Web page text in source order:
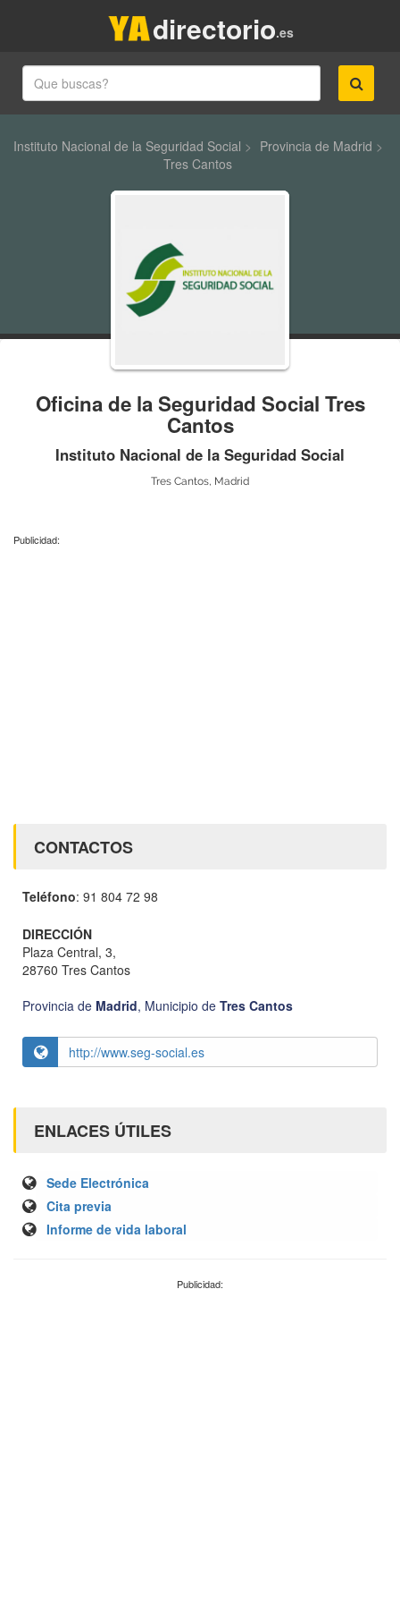
.es
directorio
Instituto Nacional de la Seguridad Social > Provincia de Madrid >
Tres Cantos
Oficina de la Seguridad Social Tres
Cantos
Instituto Nacional de la Seguridad Social
Tres Cantos, Madrid
Publicidad:
CONTACTOS
Teléfono: 91 804 72 98
DIRECCIÓN
Plaza Central, 3,
28760 Tres Cantos
Provincia de Madrid, Municipio de Tres Cantos
http://www.seg-social.es
ENLACES ÚTILES
Sede Electrónica
Cita previa
Informe de vida laboral
Publicidad: